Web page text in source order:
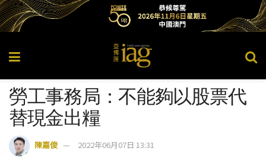
勞工事務局：不能夠以股票代
替現金出糧
陳嘉俊 2022年06月07日 13:31